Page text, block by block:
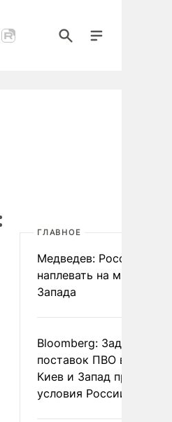
ГЛАВНОЕ
Медведев: России
наплевать на мнение
Запада
Bloomberg: Задержка
поставок ПВО вынудит
Киев и Запад принять
условия России